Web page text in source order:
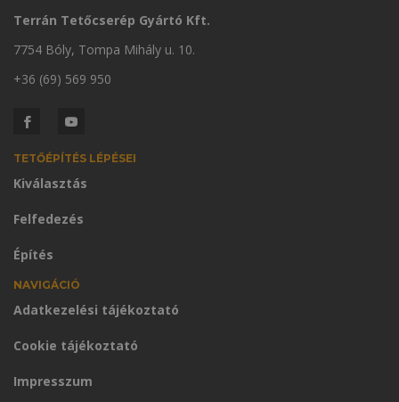
Terrán Tetőcserép Gyártó Kft.
7754 Bóly, Tompa Mihály u. 10.
+36 (69) 569 950
TETŐÉPÍTÉS LÉPÉSEI
Kiválasztás
Felfedezés
Építés
NAVIGÁCIÓ
Adatkezelési tájékoztató
Cookie tájékoztató
Impresszum